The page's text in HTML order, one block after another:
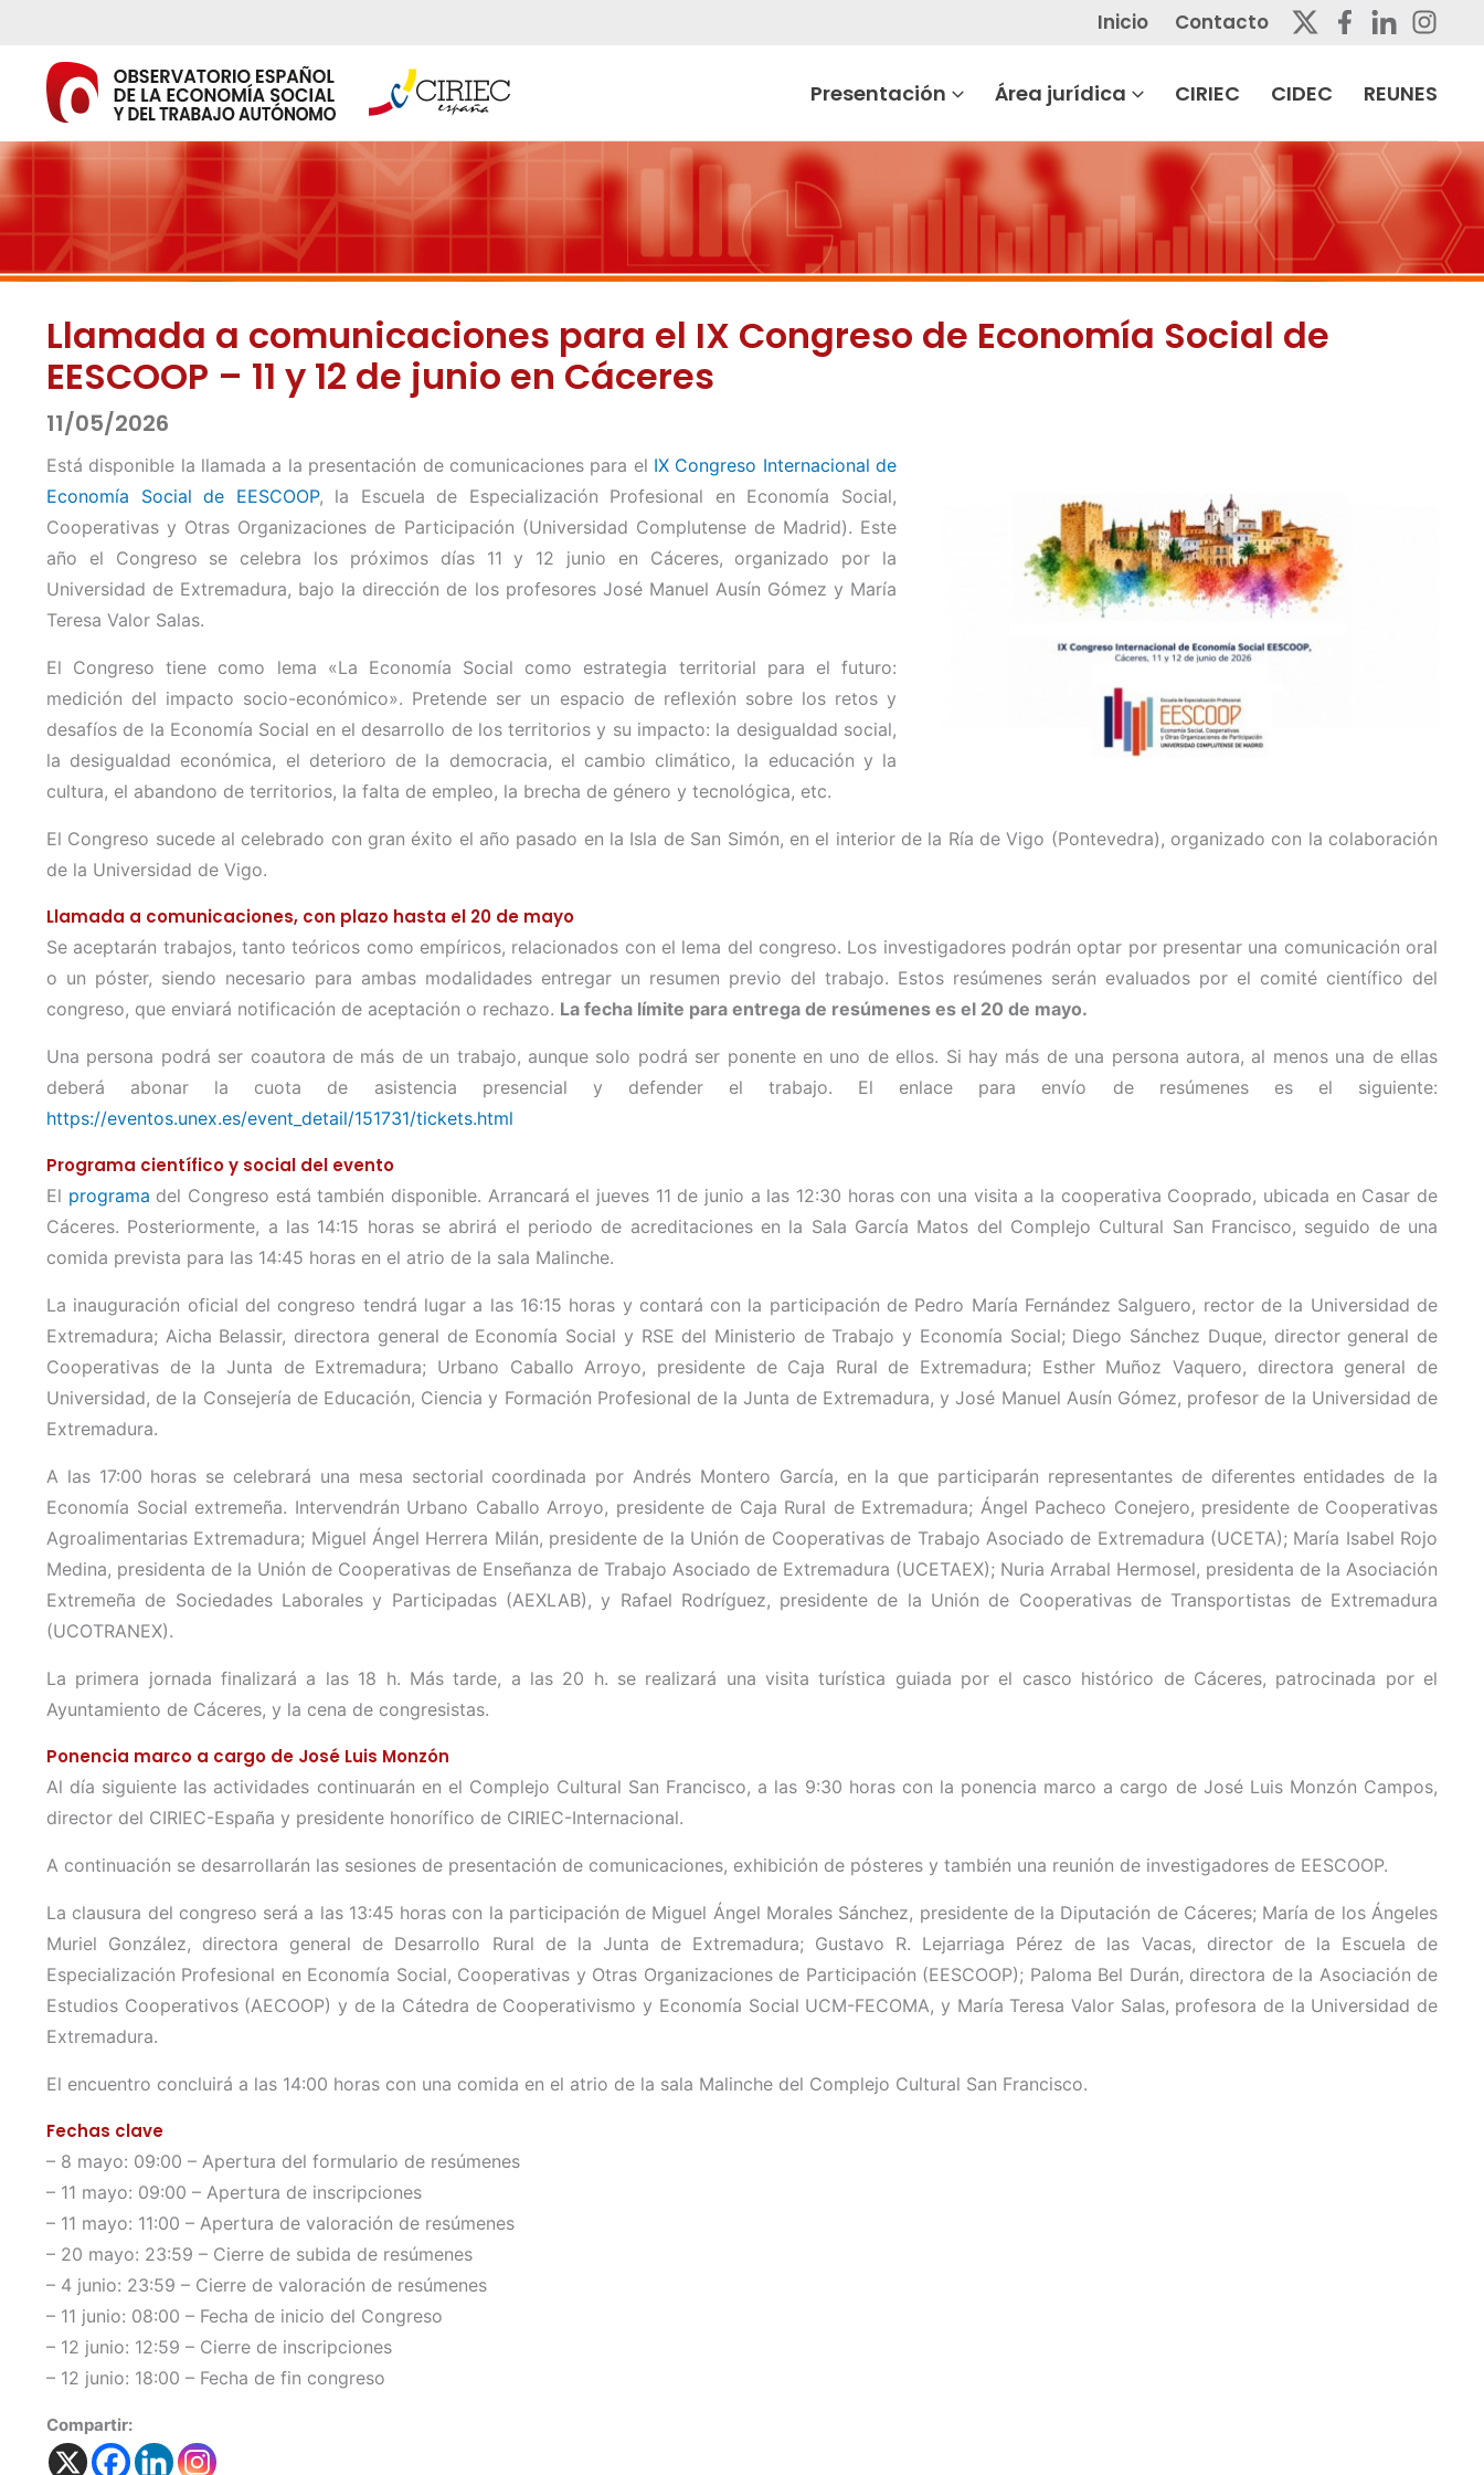
contenido
Inicio Contacto
Presentación Área jurídica CIRIEC CIDEC REUNES
Llamada a comunicaciones para el IX Congreso de Economía Social de
EESCOOP – 11 y 12 de junio en Cáceres
11/05/2026
Está disponible la llamada a la presentación de comunicaciones para el IX Congreso Internacional de
Economía Social de EESCOOP, la Escuela de Especialización Profesional en Economía Social,
Cooperativas y Otras Organizaciones de Participación (Universidad Complutense de Madrid). Este
año el Congreso se celebra los próximos días 11 y 12 junio en Cáceres, organizado por la
Universidad de Extremadura, bajo la dirección de los profesores José Manuel Ausín Gómez y María
Teresa Valor Salas.
El Congreso tiene como lema «La Economía Social como estrategia territorial para el futuro:
medición del impacto socio-económico». Pretende ser un espacio de reflexión sobre los retos y
desafíos de la Economía Social en el desarrollo de los territorios y su impacto: la desigualdad social,
la desigualdad económica, el deterioro de la democracia, el cambio climático, la educación y la
cultura, el abandono de territorios, la falta de empleo, la brecha de género y tecnológica, etc.
El Congreso sucede al celebrado con gran éxito el año pasado en la Isla de San Simón, en el interior de la Ría de Vigo (Pontevedra), organizado con la colaboración
de la Universidad de Vigo.
Llamada a comunicaciones, con plazo hasta el 20 de mayo
Se aceptarán trabajos, tanto teóricos como empíricos, relacionados con el lema del congreso. Los investigadores podrán optar por presentar una comunicación oral
o un póster, siendo necesario para ambas modalidades entregar un resumen previo del trabajo. Estos resúmenes serán evaluados por el comité científico del
congreso, que enviará notificación de aceptación o rechazo. La fecha límite para entrega de resúmenes es el 20 de mayo.
Una persona podrá ser coautora de más de un trabajo, aunque solo podrá ser ponente en uno de ellos. Si hay más de una persona autora, al menos una de ellas
deberá abonar la cuota de asistencia presencial y defender el trabajo. El enlace para envío de resúmenes es el siguiente:
https://eventos.unex.es/event_detail/151731/tickets.html
Programa científico y social del evento
El programa del Congreso está también disponible. Arrancará el jueves 11 de junio a las 12:30 horas con una visita a la cooperativa Cooprado, ubicada en Casar de
Cáceres. Posteriormente, a las 14:15 horas se abrirá el periodo de acreditaciones en la Sala García Matos del Complejo Cultural San Francisco, seguido de una
comida prevista para las 14:45 horas en el atrio de la sala Malinche.
La inauguración oficial del congreso tendrá lugar a las 16:15 horas y contará con la participación de Pedro María Fernández Salguero, rector de la Universidad de
Extremadura; Aicha Belassir, directora general de Economía Social y RSE del Ministerio de Trabajo y Economía Social; Diego Sánchez Duque, director general de
Cooperativas de la Junta de Extremadura; Urbano Caballo Arroyo, presidente de Caja Rural de Extremadura; Esther Muñoz Vaquero, directora general de
Universidad, de la Consejería de Educación, Ciencia y Formación Profesional de la Junta de Extremadura, y José Manuel Ausín Gómez, profesor de la Universidad de
Extremadura.
A las 17:00 horas se celebrará una mesa sectorial coordinada por Andrés Montero García, en la que participarán representantes de diferentes entidades de la
Economía Social extremeña. Intervendrán Urbano Caballo Arroyo, presidente de Caja Rural de Extremadura; Ángel Pacheco Conejero, presidente de Cooperativas
Agroalimentarias Extremadura; Miguel Ángel Herrera Milán, presidente de la Unión de Cooperativas de Trabajo Asociado de Extremadura (UCETA); María Isabel Rojo
Medina, presidenta de la Unión de Cooperativas de Enseñanza de Trabajo Asociado de Extremadura (UCETAEX); Nuria Arrabal Hermosel, presidenta de la Asociación
Extremeña de Sociedades Laborales y Participadas (AEXLAB), y Rafael Rodríguez, presidente de la Unión de Cooperativas de Transportistas de Extremadura
(UCOTRANEX).
La primera jornada finalizará a las 18 h. Más tarde, a las 20 h. se realizará una visita turística guiada por el casco histórico de Cáceres, patrocinada por el
Ayuntamiento de Cáceres, y la cena de congresistas.
Ponencia marco a cargo de José Luis Monzón
Al día siguiente las actividades continuarán en el Complejo Cultural San Francisco, a las 9:30 horas con la ponencia marco a cargo de José Luis Monzón Campos,
director del CIRIEC-España y presidente honorífico de CIRIEC-Internacional.
A continuación se desarrollarán las sesiones de presentación de comunicaciones, exhibición de pósteres y también una reunión de investigadores de EESCOOP.
La clausura del congreso será a las 13:45 horas con la participación de Miguel Ángel Morales Sánchez, presidente de la Diputación de Cáceres; María de los Ángeles
Muriel González, directora general de Desarrollo Rural de la Junta de Extremadura; Gustavo R. Lejarriaga Pérez de las Vacas, director de la Escuela de
Especialización Profesional en Economía Social, Cooperativas y Otras Organizaciones de Participación (EESCOOP); Paloma Bel Durán, directora de la Asociación de
Estudios Cooperativos (AECOOP) y de la Cátedra de Cooperativismo y Economía Social UCM-FECOMA, y María Teresa Valor Salas, profesora de la Universidad de
Extremadura.
El encuentro concluirá a las 14:00 horas con una comida en el atrio de la sala Malinche del Complejo Cultural San Francisco.
Fechas clave
– 8 mayo: 09:00 – Apertura del formulario de resúmenes
– 11 mayo: 09:00 – Apertura de inscripciones
– 11 mayo: 11:00 – Apertura de valoración de resúmenes
– 20 mayo: 23:59 – Cierre de subida de resúmenes
– 4 junio: 23:59 – Cierre de valoración de resúmenes
– 11 junio: 08:00 – Fecha de inicio del Congreso
– 12 junio: 12:59 – Cierre de inscripciones
– 12 junio: 18:00 – Fecha de fin congreso
Compartir: